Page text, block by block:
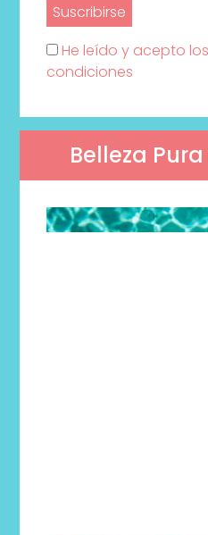
He leído y acepto
condiciones
Belleza